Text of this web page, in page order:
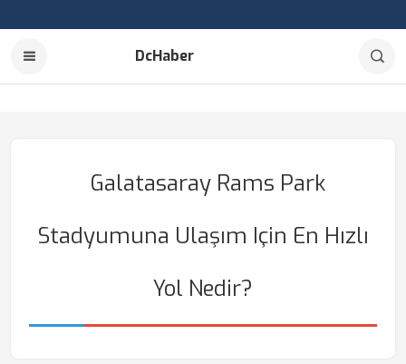
DcHaber
Galatasaray Rams Park
Stadyumuna Ulaşım Için En Hızlı
Yol Nedir?